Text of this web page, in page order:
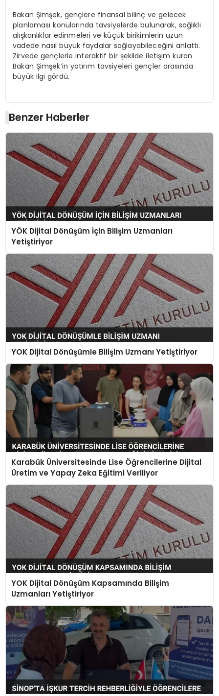
Bakan Şimşek, gençlere finansal bilinç ve gelecek
planlaması konularında tavsiyelerde bulunarak, sağlıklı
alışkanlıklar edinmeleri ve küçük birikimlerin uzun
vadede nasıl büyük faydalar sağlayabileceğini anlattı.
Zirvede gençlerle interaktif bir şekilde iletişim kuran
Bakan Şimşek’in yatırım tavsiyeleri gençler arasında
büyük ilgi gördü.
Benzer Haberler
YÖK Dijital Dönüşüm İçin Bilişim Uzmanları
Yetiştiriyor
YOK Dijital Dönüşümle Bilişim Uzmanı Yetiştiriyor
Karabük Üniversitesinde Lise Öğrencilerine Dijital
Üretim ve Yapay Zeka Eğitimi Veriliyor
YOK Dijital Dönüşüm Kapsamında Bilişim
Uzmanları Yetiştiriyor